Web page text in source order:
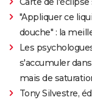
"Appliquer ce
douche" : la
Les
s'accumuler
mais de
Tony Silvestre,